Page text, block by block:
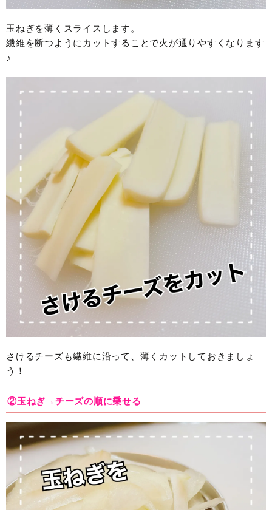
玉ねぎを薄くスライスします。
繊維を断つようにカットすることで火が通りやすくなります
♪
さけるチーズも繊維に沿って、薄くカットしておきましょ
う！
②玉ねぎ→チーズの順に乗せる